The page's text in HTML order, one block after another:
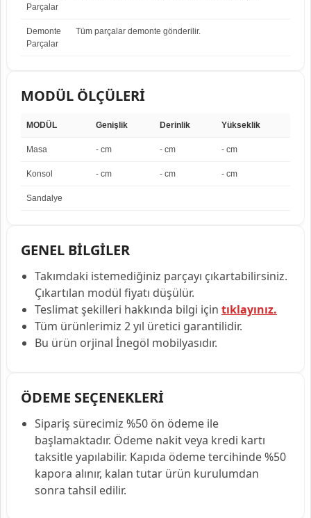
Parçalar
Demonte
Parçalar
Tüm parçalar demonte gönderilir.
MODÜL ÖLÇÜLERİ
MODÜL Genişlik Derinlik Yükseklik
Masa - cm - cm - cm
Konsol - cm - cm - cm
Sandalye
GENEL BİLGİLER
Takımdaki istemediğiniz parçayı çıkartabilirsiniz.
Çıkartılan modül fiyatı düşülür.
Teslimat şekilleri hakkında bilgi için tıklayınız.
Tüm ürünlerimiz 2 yıl üretici garantilidir.
Bu ürün orjinal İnegöl mobilyasıdır.
ÖDEME SEÇENEKLERİ
Sipariş sürecimiz %50 ön ödeme ile
başlamaktadır. Ödeme nakit veya kredi kartı
taksitle yapılabilir. Kapıda ödeme tercihinde %50
kapora alınır, kalan tutar ürün kurulumdan
sonra tahsil edilir.